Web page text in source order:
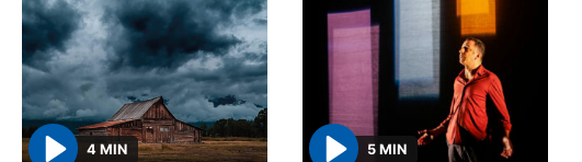
4 MIN 5 MIN